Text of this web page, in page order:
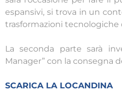
espansivi, si trova in un
trasformazioni
La seconda parte sarà
Manager” con la consegna
SCARICA LA LOCANDINA